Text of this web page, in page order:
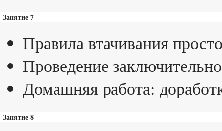
Занятие 7
Правила втачивания
Проведение
Домашняя работа:
Занятие 8